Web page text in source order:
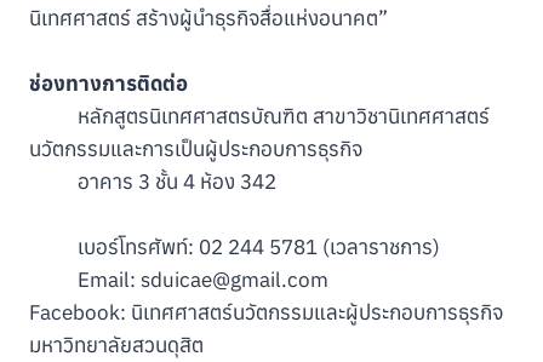
นิเทศศาสตร์ สร้างผู้นำธุรกิจสื่อแห่งอนาคต”
ช่องทางการติดต่อ
หลักสูตรนิเทศศาสตรบัณฑิต สาขาวิชานิเทศศาสตร์
นวัตกรรมและการเป็นผู้ประกอบการธุรกิจ
อาคาร 3 ชั้น 4 ห้อง 342
เบอร์โทรศัพท์: 02 244 5781 (เวลาราชการ)
Email: sduicae@gmail.com
Facebook: นิเทศศาสตร์นวัตกรรมและผู้ประกอบการธุรกิจ
มหาวิทยาลัยสวนดุสิต